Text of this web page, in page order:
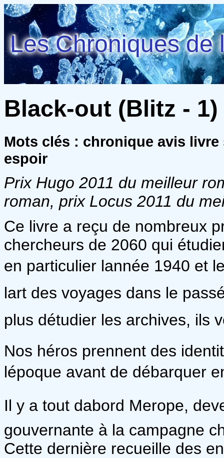
Les Chroniques de
Black-out (Blitz -
Mots clés : chronique avis
espoir
Prix Hugo 2011 du meilleur
roman, prix Locus 2011 du
Ce livre a reçu de nombreux
chercheurs de 2060 qui
en particulier lannée 1940 et
lart des voyages dans le
plus détudier les archives,
Nos héros prennent des
lépoque avant de débarquer
Il y a tout dabord Merope,
gouvernante à la campagne
Cette dernière recueille des